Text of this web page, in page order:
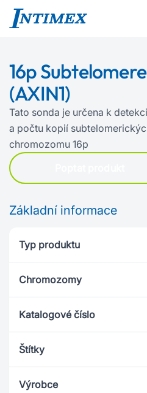
16p
(AXIN1)
Tato sonda je určena k
a počtu kopií
chromozomu 16p
Základní informace
Typ produktu
Chromozomy
Katalogové číslo
Štítky
Výrobce